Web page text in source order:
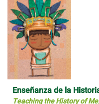
Enseñanza de la
Teaching the History of